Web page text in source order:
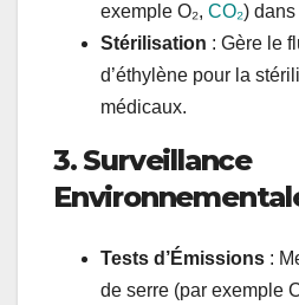
exemple O₂, CO₂)
Stérilisation : Gère le
d’éthylène pour la
médicaux.
3. Surveillance
Tests d’Émissions :
de serre (par exemple